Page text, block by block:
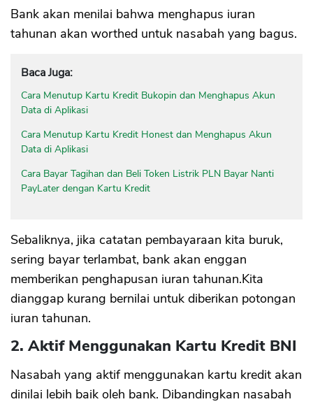
Bank akan menilai bahwa menghapus iuran
tahunan akan worthed untuk nasabah yang bagus.
Baca Juga:
Cara Menutup Kartu Kredit Bukopin dan Menghapus Akun
Data di Aplikasi
Cara Menutup Kartu Kredit Honest dan Menghapus Akun
Data di Aplikasi
Cara Bayar Tagihan dan Beli Token Listrik PLN Bayar Nanti
PayLater dengan Kartu Kredit
Sebaliknya, jika catatan pembayaraan kita buruk,
sering bayar terlambat, bank akan enggan
memberikan penghapusan iuran tahunan.Kita
dianggap kurang bernilai untuk diberikan potongan
iuran tahunan.
2. Aktif Menggunakan Kartu Kredit BNI
Nasabah yang aktif menggunakan kartu kredit akan
dinilai lebih baik oleh bank. Dibandingkan nasabah